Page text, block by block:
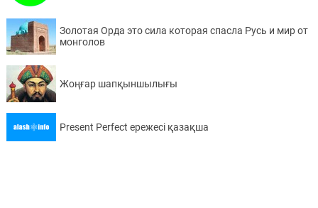
Золотая Орда это сила которая спасла Русь и мир от
монголов
Жоңғар шапқыншылығы
Present Perfect ережесі қазақша